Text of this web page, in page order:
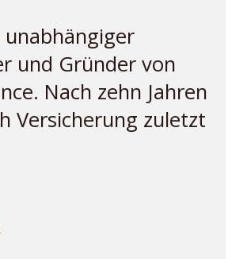
und Gründer von
Nach zehn Jahren
Versicherung zuletzt